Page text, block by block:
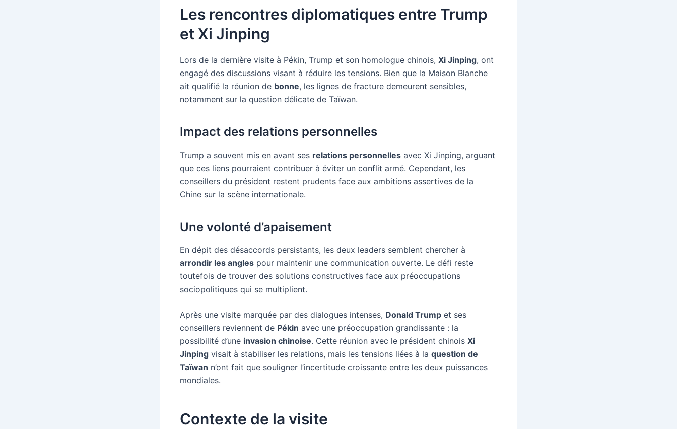
Les rencontres diplomatiques entre Trump
et Xi Jinping
Lors de la dernière visite à Pékin, Trump et son homologue chinois, Xi Jinping, ont
engagé des discussions visant à réduire les tensions. Bien que la Maison Blanche
ait qualifié la réunion de bonne, les lignes de fracture demeurent sensibles,
notamment sur la question délicate de Taïwan.
Impact des relations personnelles
Trump a souvent mis en avant ses relations personnelles avec Xi Jinping, arguant
que ces liens pourraient contribuer à éviter un conflit armé. Cependant, les
conseillers du président restent prudents face aux ambitions assertives de la
Chine sur la scène internationale.
Une volonté d’apaisement
En dépit des désaccords persistants, les deux leaders semblent chercher à
arrondir les angles pour maintenir une communication ouverte. Le défi reste
toutefois de trouver des solutions constructives face aux préoccupations
sociopolitiques qui se multiplient.
Après une visite marquée par des dialogues intenses, Donald Trump et ses
conseillers reviennent de Pékin avec une préoccupation grandissante : la
possibilité d’une invasion chinoise. Cette réunion avec le président chinois Xi
Jinping visait à stabiliser les relations, mais les tensions liées à la question de
Taïwan n’ont fait que souligner l’incertitude croissante entre les deux puissances
mondiales.
Contexte de la visite